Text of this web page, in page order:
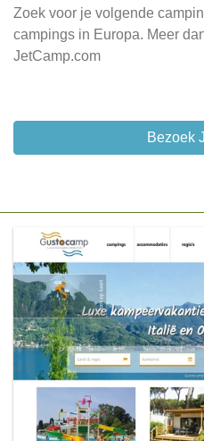
Zoek voor je volgende
campings in Europa. Meer
JetCamp.com
Bezoek